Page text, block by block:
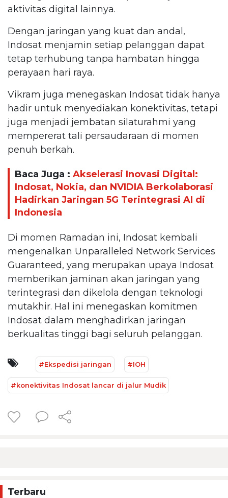
aktivitas digital lainnya.
Dengan jaringan yang kuat dan andal,
Indosat menjamin setiap pelanggan dapat
tetap terhubung tanpa hambatan hingga
perayaan hari raya.
Vikram juga menegaskan Indosat tidak hanya
hadir untuk menyediakan konektivitas, tetapi
juga menjadi jembatan silaturahmi yang
mempererat tali persaudaraan di momen
penuh berkah.
Baca Juga : Akselerasi Inovasi Digital:
Indosat, Nokia, dan NVIDIA Berkolaborasi
Hadirkan Jaringan 5G Terintegrasi AI di
Indonesia
Di momen Ramadan ini, Indosat kembali
mengenalkan Unparalleled Network Services
Guaranteed, yang merupakan upaya Indosat
memberikan jaminan akan jaringan yang
terintegrasi dan dikelola dengan teknologi
mutakhir. Hal ini menegaskan komitmen
Indosat dalam menghadirkan jaringan
berkualitas tinggi bagi seluruh pelanggan.
#Ekspedisi jaringan #IOH
#konektivitas Indosat lancar di jalur Mudik
Terbaru